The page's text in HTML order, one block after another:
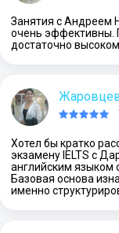
Занятия с Андреем
очень эффективны.
достаточно
Хотел бы кратко
экзамену IELTS с
английским языком
Базовая основа
именно